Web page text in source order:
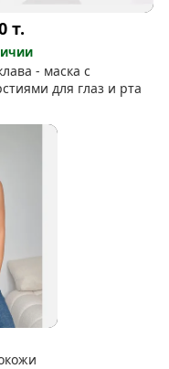
т.
- маска с
для глаз и рта